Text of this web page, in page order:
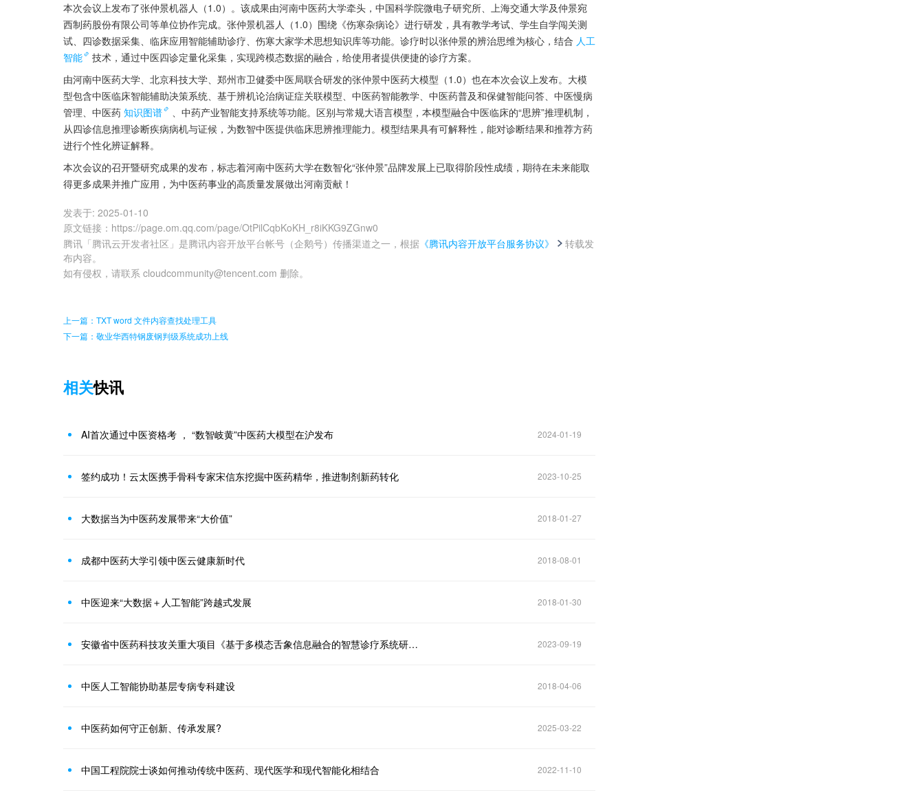
本次会议上发布了张仲景机器人（1.0）。该成果由河南中医药大学牵头，中国科学院微电子研究所、上海交通大学及仲景宛
西制药股份有限公司等单位协作完成。张仲景机器人（1.0）围绕《伤寒杂病论》进行研发，具有教学考试、学生自学闯关测
试、四诊数据采集、临床应用智能辅助诊疗、伤寒大家学术思想知识库等功能。诊疗时以张仲景的辨治思维为核心，结合 人工
智能
技术，通过中医四诊定量化采集，实现跨模态数据的融合，给使用者提供便捷的诊疗方案。
由河南中医药大学、北京科技大学、郑州市卫健委中医局联合研发的张仲景中医药大模型（1.0）也在本次会议上发布。大模
型包含中医临床智能辅助决策系统、基于辨机论治病证症关联模型、中医药智能教学、中医药普及和保健智能问答、中医慢病
管理、中医药 知识图谱
、中药产业智能支持系统等功能。区别与常规大语言模型，本模型融合中医临床的“思辨”推理机制，
从四诊信息推理诊断疾病病机与证候，为数智中医提供临床思辨推理能力。模型结果具有可解释性，能对诊断结果和推荐方药
进行个性化辨证解释。
本次会议的召开暨研究成果的发布，标志着河南中医药大学在数智化“张仲景”品牌发展上已取得阶段性成绩，期待在未来能取
得更多成果并推广应用，为中医药事业的高质量发展做出河南贡献！
发表于: 2025-01-10
原文链接 ： https://page.om.qq.com/page/OtPilCqbKoKH_r8iKKG9ZGnw0
腾讯「腾讯云开发者社区」是腾讯内容开放平台帐号（企鹅号）传播渠道之一，根据 《腾讯内容开放平台服务协议》
转载发
布内容。
如有侵权，请联系 cloudcommunity@tencent.com 删除。
上一篇：TXT word 文件内容查找处理工具
下一篇：敬业华西特钢废钢判级系统成功上线
相关快讯
AI首次通过中医资格考 ， “数智岐黄”中医药大模型在沪发布 2024-01-19
签约成功！云太医携手骨科专家宋信东挖掘中医药精华，推进制剂新药转化 2023-10-25
大数据当为中医药发展带来“大价值” 2018-01-27
成都中医药大学引领中医云健康新时代 2018-08-01
中医迎来“大数据＋人工智能”跨越式发展 2018-01-30
安徽省中医药科技攻关重大项目《基于多模态舌象信息融合的智慧诊疗系统研发与应用》项目启动会成功召开 2023-09-19
中医人工智能协助基层专病专科建设 2018-04-06
中医药如何守正创新、传承发展? 2025-03-22
中国工程院院士谈如何推动传统中医药、现代医学和现代智能化相结合 2022-11-10